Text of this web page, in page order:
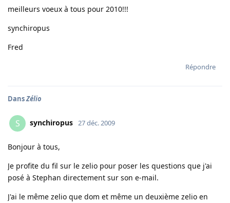
meilleurs voeux à tous pour 2010!!!
synchiropus
Fred
Répondre
DansZélio
S synchiropus 27 déc. 2009
Bonjour à tous,
Je profite du fil sur le zelio pour poser les questions que j'ai
posé à Stephan directement sur son e-mail.
J'ai le même zelio que dom et même un deuxième zelio en